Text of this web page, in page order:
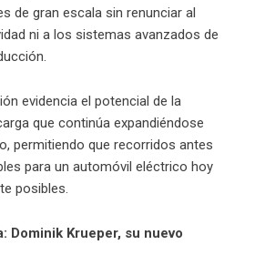
de gran escala sin renunciar al
ni a los sistemas avanzados de
evidencia el potencial de la
que continúa expandiéndose
permitiendo que recorridos antes
para un automóvil eléctrico hoy
posibles.
Dominik Krueper, su nuevo